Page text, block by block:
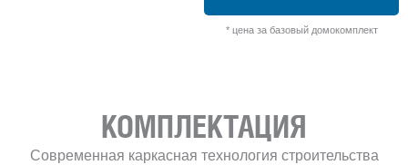
* цена за базовый домокомплект
КОМПЛЕКТАЦИЯ
Современная каркасная технология строительства